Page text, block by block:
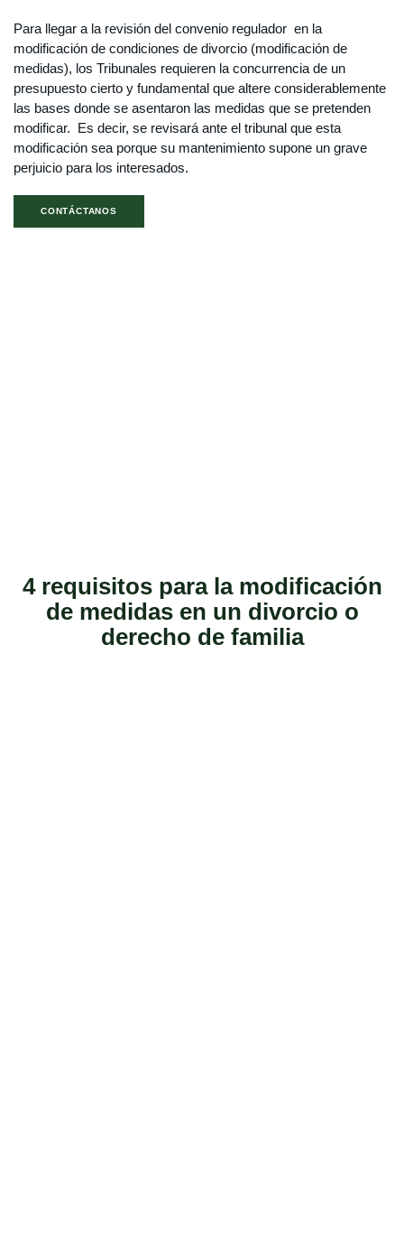
Para llegar a la revisión del convenio regulador en la
modificación de condiciones de divorcio (modificación de
medidas), los Tribunales requieren la concurrencia de un
presupuesto cierto y fundamental que altere considerablemente
las bases donde se asentaron las medidas que se pretenden
modificar. Es decir, se revisará ante el tribunal que esta
modificación sea porque su mantenimiento supone un grave
perjuicio para los interesados.
CONTÁCTANOS
4 requisitos para la modificación
de medidas en un divorcio o
derecho de familia